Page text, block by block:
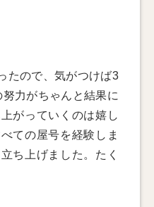
たので、気がつけば3
力がちゃんと結果に
がっていくのは嬉し
ての屋号を経験しま
ち上げました。たく